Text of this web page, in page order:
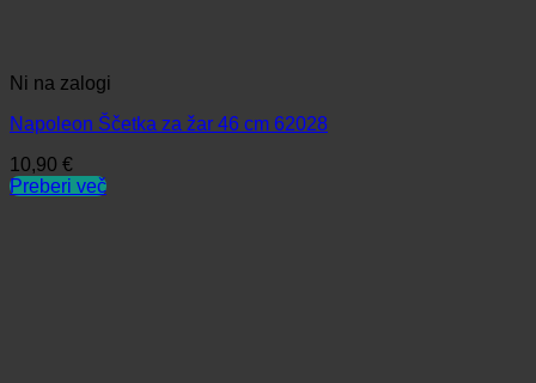
Ni na zalogi
Napoleon Ščetka za žar 46 cm 62028
10,90 €
Preberi več